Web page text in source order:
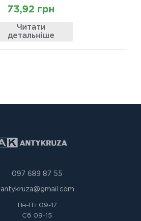
73,92 грн
Читати
детальніше
097 689 87 55
antykruza@gmail.com
Пн-Пт09-17
Сб 09-15